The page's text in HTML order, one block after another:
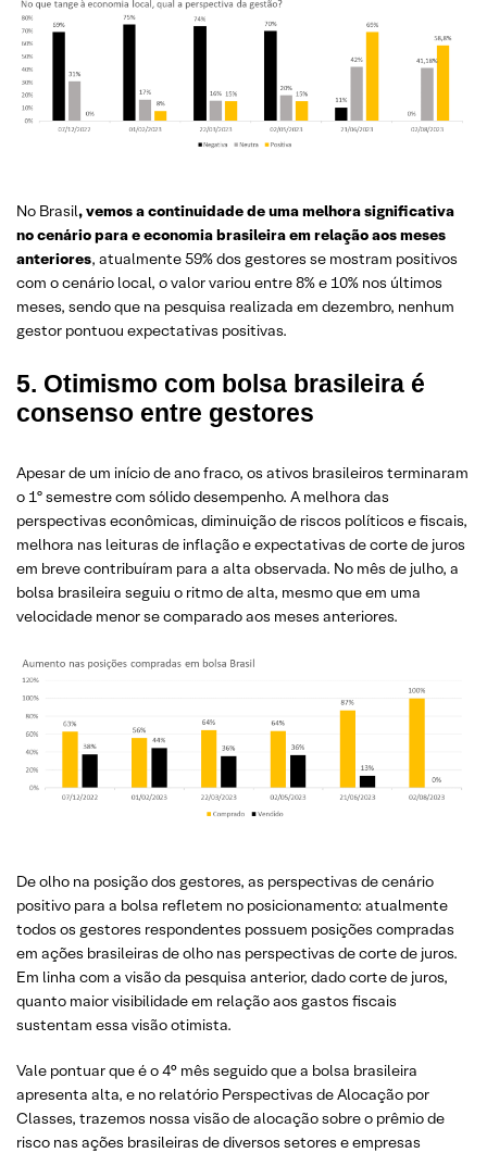
No Brasil, vemos a continuidade de uma melhora significativa
no cenário para e economia brasileira em relação aos meses
anteriores, atualmente 59% dos gestores se mostram positivos
com o cenário local, o valor variou entre 8% e 10% nos últimos
meses, sendo que na pesquisa realizada em dezembro, nenhum
gestor pontuou expectativas positivas.
5. Otimismo com bolsa brasileira é
consenso entre gestores
Apesar de um início de ano fraco, os ativos brasileiros terminaram
o 1º semestre com sólido desempenho. A melhora das
perspectivas econômicas, diminuição de riscos políticos e fiscais,
melhora nas leituras de inflação e expectativas de corte de juros
em breve contribuíram para a alta observada. No mês de julho, a
bolsa brasileira seguiu o ritmo de alta, mesmo que em uma
velocidade menor se comparado aos meses anteriores.
De olho na posição dos gestores, as perspectivas de cenário
positivo para a bolsa refletem no posicionamento: atualmente
todos os gestores respondentes possuem posições compradas
em ações brasileiras de olho nas perspectivas de corte de juros.
Em linha com a visão da pesquisa anterior, dado corte de juros,
quanto maior visibilidade em relação aos gastos fiscais
sustentam essa visão otimista.
Vale pontuar que é o 4° mês seguido que a bolsa brasileira
apresenta alta, e no relatório Perspectivas de Alocação por
Classes, trazemos nossa visão de alocação sobre o prêmio de
risco nas ações brasileiras de diversos setores e empresas